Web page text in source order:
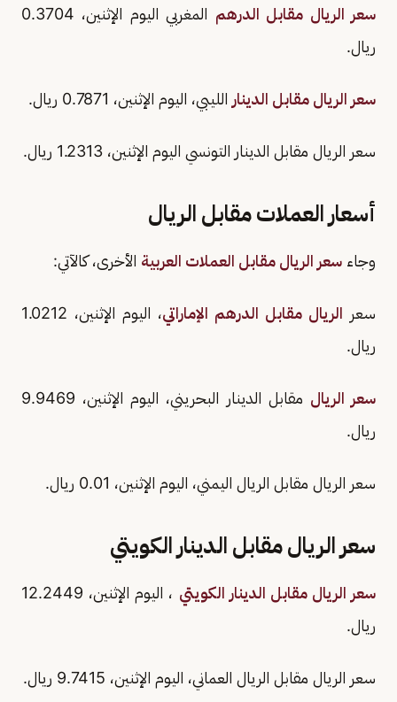
سعر الريال مقابل الدرهم
المغربي اليوم الإثنين، 0.3704
ريال.
سعر الريال مقابل الدينار الليبي، اليوم الإثنين، 0.7871 ريال.
سعر الريال مقابل الدينار التونسي اليوم الإثنين، 1.2313 ريال.
أسعار العملات مقابل الريال
وجاء سعر الريال مقابل العملات العربية الأخرى، كالآتي:
سعر الريال مقابل الدرهم الإماراتي
، اليوم الإثنين، 1.0212
ريال.
سعر الريال
مقابل الدينار البحريني، اليوم الإثنين، 9.9469
ريال.
سعر الريال مقابل الريال اليمني، اليوم الإثنين، 0.01 ريال.
سعر الريال مقابل الدينار الكويتي
سعر الريال مقابل الدينار الكويتي
، اليوم الإثنين، 12.2449
ريال.
سعر الريال مقابل الريال العماني، اليوم الإثنين، 9.7415 ريال.